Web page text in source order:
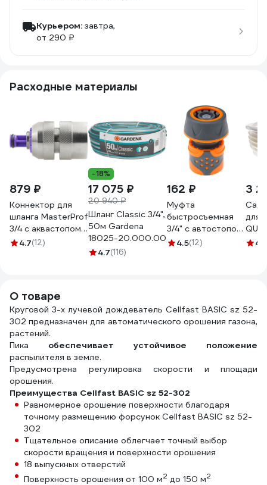
Курьером: завтра,
от 290 ₽
Расходные материалы
879 ₽
Коннектор для
шланга MasterProf
3/4 с аквастопом
соединитель
4.7(12)
-18%
17 075 ₽
20 940 ₽
Шланг Classic 3/4",
50м Gardena
18025-20.000.00
4.7(116)
162 ₽
Муфта
быстросъемная
3/4" с автостопом
STARTUL ST6016-
4.5(12)
3
для
4.7
О товаре
Круговой 3-х лучевой дождеватель Cellfast BASIC sz 52-
302 предназначен для автоматического орошения газона,
растений.
Пика обеспечивает устойчивое положение
распылителя в земле.
Предусмотрена регулировка скорости и площади
орошения.
Преимущества Cellfast BASIC sz 52-302
Равномерное орошение поверхности благодаря
точному размещению форсунок Cellfast BASIC sz 52-
302
Тщательное описание облегчает точный выбор
скорости вращения и поверхности орошения
18 выпускных отверстий
Поверхность орошения от 100 м2 до 150 м2